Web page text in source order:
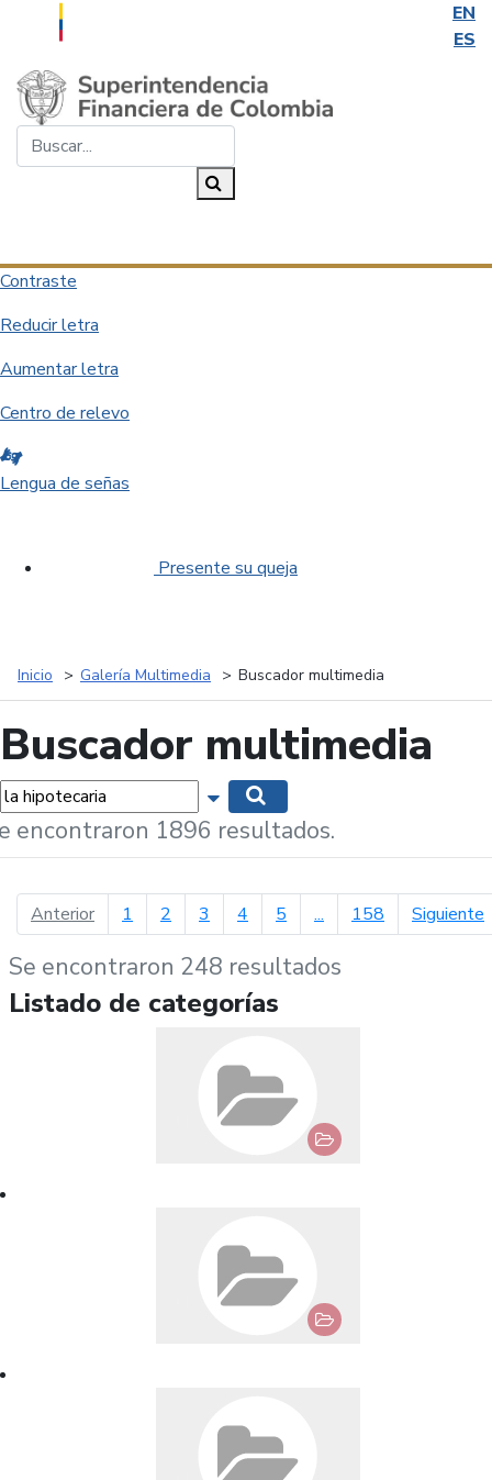
EN
ES
Saltar al contenido principal
Contraste
Reducir letra
Aumentar letra
Centro de relevo
Lengua de señas
Presente su queja
Inicio Galería Multimedia Buscador multimedia
Buscador multimedia
Mostrar opciones de búsqueda
encontraron 1896 resultados.
Anteriorpágina anterior
1 2 3 4 5 ... 158 Siguiente
Se encontraron 248 resultados
Listado de categorías